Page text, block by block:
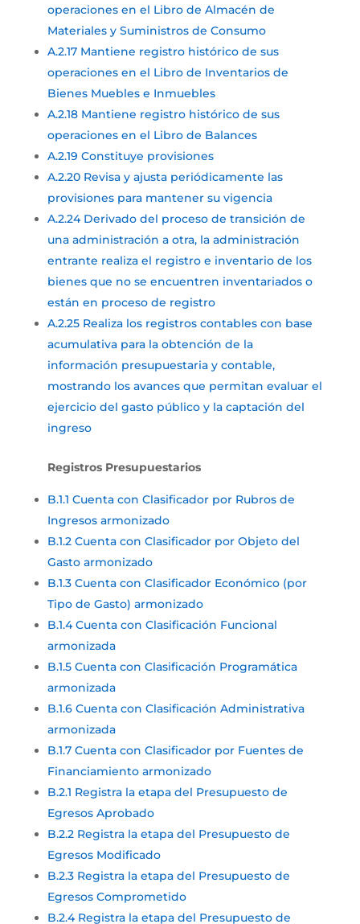
operaciones en el Libro de Almacén de
Materiales y Suministros de Consumo
A.2.17 Mantiene registro histórico de sus
operaciones en el Libro de Inventarios de
Bienes Muebles e Inmuebles
A.2.18 Mantiene registro histórico de sus
operaciones en el Libro de Balances
A.2.19 Constituye provisiones
A.2.20 Revisa y ajusta periódicamente las
provisiones para mantener su vigencia
A.2.24 Derivado del proceso de transición de
una administración a otra, la administración
entrante realiza el registro e inventario de los
bienes que no se encuentren inventariados o
están en proceso de registro
A.2.25 Realiza los registros contables con base
acumulativa para la obtención de la
información presupuestaria y contable,
mostrando los avances que permitan evaluar el
ejercicio del gasto público y la captación del
ingreso
Registros Presupuestarios
B.1.1 Cuenta con Clasificador por Rubros de
Ingresos armonizado
B.1.2 Cuenta con Clasificador por Objeto del
Gasto armonizado
B.1.3 Cuenta con Clasificador Económico (por
Tipo de Gasto) armonizado
B.1.4 Cuenta con Clasificación Funcional
armonizada
B.1.5 Cuenta con Clasificación Programática
armonizada
B.1.6 Cuenta con Clasificación Administrativa
armonizada
B.1.7 Cuenta con Clasificador por Fuentes de
Financiamiento armonizado
B.2.1 Registra la etapa del Presupuesto de
Egresos Aprobado
B.2.2 Registra la etapa del Presupuesto de
Egresos Modificado
B.2.3 Registra la etapa del Presupuesto de
Egresos Comprometido
B.2.4 Registra la etapa del Presupuesto de